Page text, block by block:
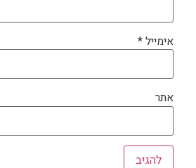
אימייל*
אתר